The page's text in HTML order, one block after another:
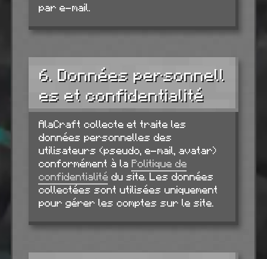
par e-mail.
6. Données personnell
es et confidentialité
AlaCraft collecte et traite les
données personnelles des
utilisateurs (pseudo, e-mail, avatar)
conformément à la Politique de
confidentialité du site. Les données
collectées sont utilisées uniquement
pour gérer les comptes sur le site.